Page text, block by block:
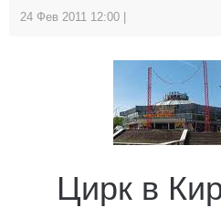
24 Фев 2011 12:00
Цирк в